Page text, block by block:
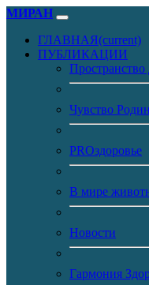
МИРАН
ГЛАВНАЯ(current)
ПУБЛИКАЦИИ
Пространство
Чувство
PROздоровье
В мире
Новости
Гармония